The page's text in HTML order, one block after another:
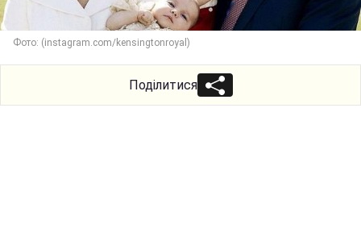
Фото: (instagram.com/kensingtonroyal)
Поділитися